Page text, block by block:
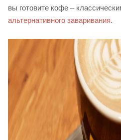
вы готовите кофе –
альтернативного заваривания.